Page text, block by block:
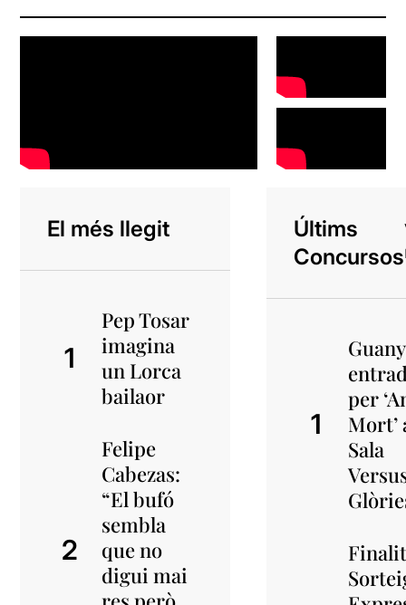
El més llegit
Pep Tosar
imagina
un Lorca
bailaor
Felipe
Cabezas:
“El bufó
sembla
que no
digui mai
Últims
Concursos
per
Mort’
Sala